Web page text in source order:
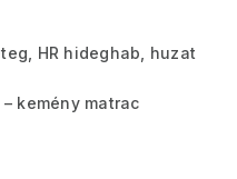
HR hideghab, huzat
kemény matrac